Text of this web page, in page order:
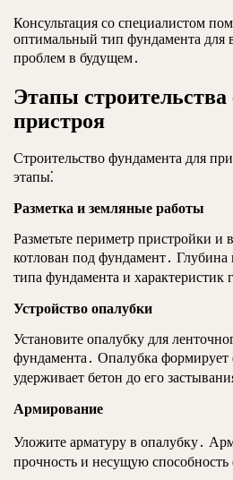
Консультация со специалистом
оптимальный тип фундамента для
проблем в будущем․
Этапы
пристроя
Строительство фундамента для
этапы⁚
Разметка и земляные работы
Разметьте периметр пристройки
котлован под фундамент․
типа фундамента и характеристик
Устройство опалубки
Установите опалубку для
фундамента․ Опалубка
удерживает бетон до его
Армирование
Уложите арматуру в опалубку․
прочность и несущую способность